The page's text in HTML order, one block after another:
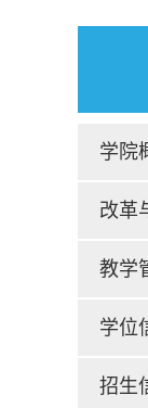
学院
改革
教学
学位
招生